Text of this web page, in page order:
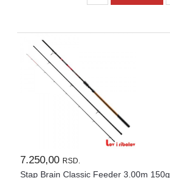
7.250,00 RSD.
Stap Brain Classic Feeder 3.00m 150g